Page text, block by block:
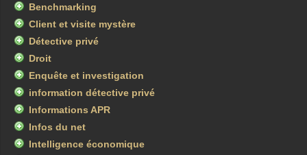
Benchmarking
Client et visite mystère
Détective privé
Droit
Enquête et investigation
information détective privé
Informations APR
Infos du net
Intelligence économique